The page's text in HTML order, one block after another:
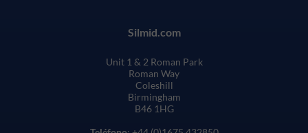
Silmid.com
Unit 1 & 2 Roman Park
Roman Way
Coleshill
Birmingham
B46 1HG